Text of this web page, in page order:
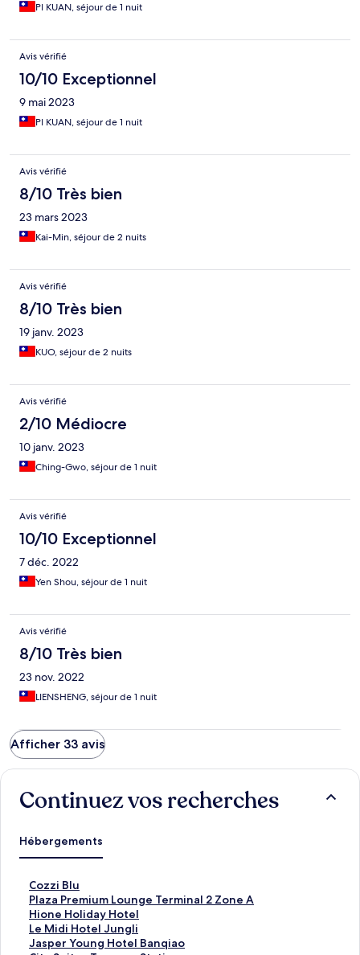
PI KUAN, séjour de 1 nuit
Avis vérifié
10/10 Exceptionnel
9 mai 2023
PI KUAN, séjour de 1 nuit
Avis vérifié
8/10 Très bien
23 mars 2023
Kai-Min, séjour de 2 nuits
Avis vérifié
8/10 Très bien
19 janv. 2023
KUO, séjour de 2 nuits
Avis vérifié
2/10 Médiocre
10 janv. 2023
Ching-Gwo, séjour de 1 nuit
Avis vérifié
10/10 Exceptionnel
7 déc. 2022
Yen Shou, séjour de 1 nuit
Avis vérifié
8/10 Très bien
23 nov. 2022
LIENSHENG, séjour de 1 nuit
Afficher 33 avis
Continuez vos recherches
Hébergements
Cozzi Blu
L
i
e
n
o
Plaza Premium Lounge Terminal 2 Zone A
L
i
e
n
Hione Holiday Hotel
L
i
e
Le Midi Hotel Jungli
L
iJasper Young Hotel Banqiao
L